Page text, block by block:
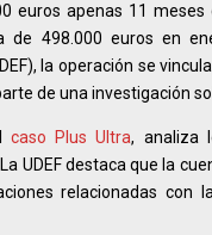
euros apenas 11
de 498.000 euros en
la operación se
de una investigación
caso Plus Ultra, analiza
UDEF destaca que la
relacionadas con